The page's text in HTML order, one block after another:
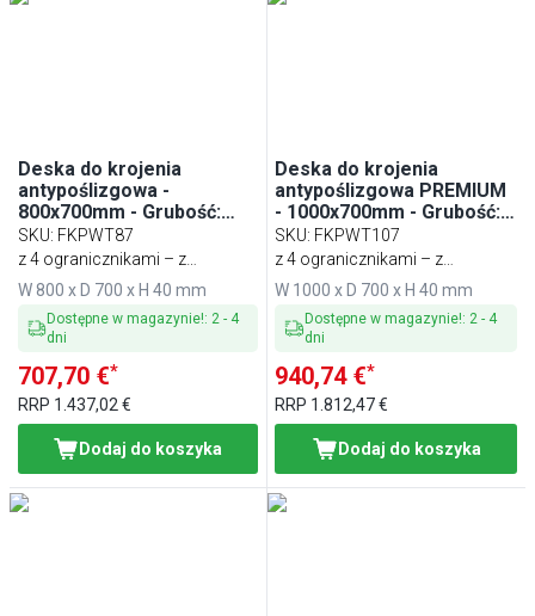
Deska do krojenia
antypoślizgowa -
800x700mm - Grubość:
40mm - zgodna z HACCP -
Zielony
SKU: FKPWT87
z 4 ogranicznikami – z
tworzywa sztucznego
W 800 x D 700 x H 40 mm
Dostępne w magazynie!: 2 - 4
dni
707,70 €*
RRP 1.437,02 €
Dodaj do koszyka
Deska do krojenia
antypoślizgowa PREMIUM
- 1000x700mm - Grubość:
40mm - zgodna z HACCP -
Zielony
SKU: FKPWT107
z 4 ogranicznikami – z
tworzywa sztucznego
W 1000 x D 700 x H 40 mm
Dostępne w magazynie!: 2 - 4
dni
940,74 €*
RRP 1.812,47 €
Dodaj do koszyka